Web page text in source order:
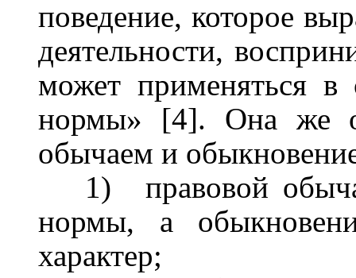
поведение, которое
деятельности, в
может применяться в
нормы» [4]. Она же
обычаем и
1)
правовой
нормы, а
характер;